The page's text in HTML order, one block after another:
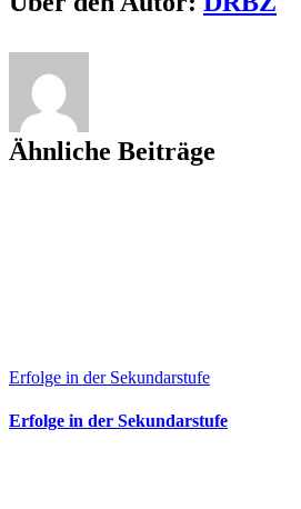
Ähnliche Beiträge
Erfolge in der Sekundarstufe
Erfolge in der Sekundarstufe